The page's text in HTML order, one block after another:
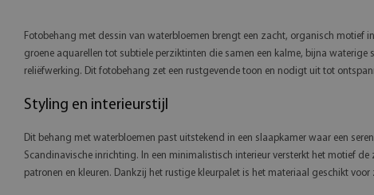
Fotobehang met dessin van waterbloemen brengt een zacht, organisch motief
groene aquarellen tot subtiele perziktinten die samen een kalme, bijna
reliëfwerking. Dit fotobehang zet een rustgevende toon en nodigt uit tot
Styling en interieurstijl
Dit behang met waterbloemen past uitstekend in een slaapkamer waar een
Scandinavische inrichting. In een minimalistisch interieur versterkt het motief
patronen en kleuren. Dankzij het rustige kleurpalet is het materiaal geschikt